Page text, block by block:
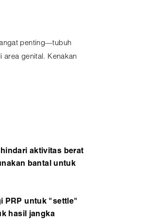
penting—tubuh
genital. Kenakan
aktivitas berat
bantal untuk
PRP untuk "settle"
hasil jangka